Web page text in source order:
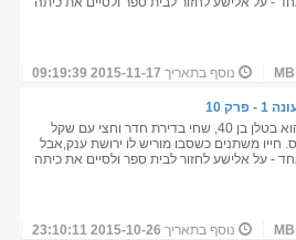
נוסף בתאריך 2015-11-17 09:19:39
10
אלישע הוא בטלן בן 40, שחי בדירת חדר וחצי עם שקל
חייו משתנים כשסבו מוריש לו ירושת ענק,אבל
- על אלישע לחזור לבית ספר ולסיים את כיתה
נוסף בתאריך 2015-10-26 23:10:11